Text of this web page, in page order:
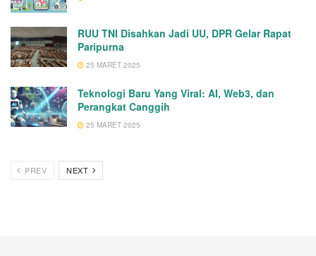
RUU TNI Disahkan Jadi UU, DPR Gelar Rapat
Paripurna
25 MARET 2025
Teknologi Baru Yang Viral: AI, Web3, dan
Perangkat Canggih
25 MARET 2025
PREV NEXT